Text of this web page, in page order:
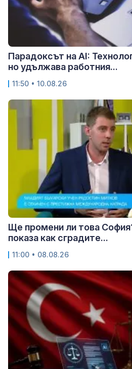
Парадоксът на AI:
но удължава работния...
11:50 • 10.08.26
Ще промени ли това
показа как сградите...
11:00 • 08.08.26